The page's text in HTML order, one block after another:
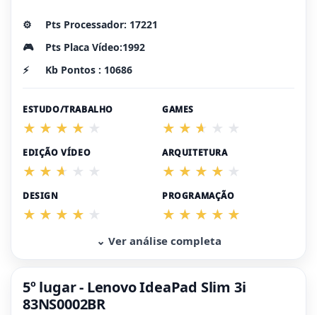
⚙️
Pts Processador: 17221
🎮
Pts Placa Vídeo:1992
⚡
Kb Pontos : 10686
ESTUDO/TRABALHO GAMES
EDIÇÃO VÍDEO ARQUITETURA
DESIGN PROGRAMAÇÃO
⌄ Ver análise completa
5º lugar - Lenovo IdeaPad Slim 3i
83NS0002BR